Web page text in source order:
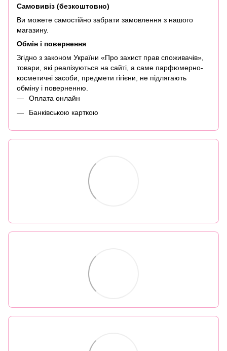
Самовивіз (безкоштовно)
Ви можете самостійно забрати замовлення з нашого
магазину.
Обмін і повернення
Згідно з законом України «Про захист прав споживачів»,
товари, які реалізуються на сайті, а саме парфюмерно-
косметичні засоби, предмети гігієни, не підлягають
обміну і поверненню.
Оплата онлайн
Банківською карткою